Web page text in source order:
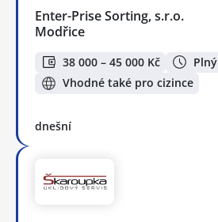
Enter-Prise Sorting, s.r.o.
Modřice
38 000 – 45 000 Kč
Vhodné také pro cizince
dnešní